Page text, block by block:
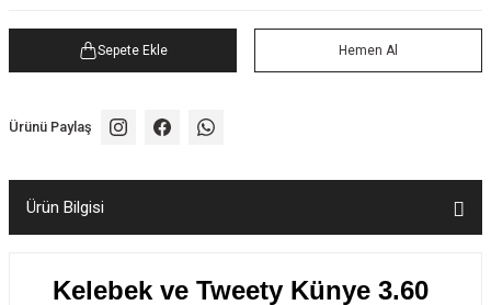
Sepete Ekle Hemen Al
Ürünü Paylaş
Ürün Bilgisi
Kelebek ve Tweety Künye 3.60